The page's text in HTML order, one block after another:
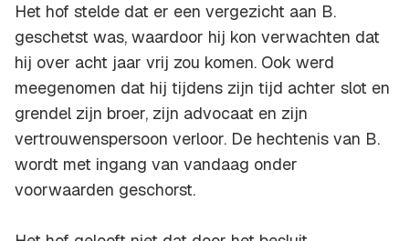
Het hof stelde dat er een vergezicht aan B.
geschetst was, waardoor hij kon verwachten dat
hij over acht jaar vrij zou komen. Ook werd
meegenomen dat hij tijdens zijn tijd achter slot en
grendel zijn broer, zijn advocaat en zijn
vertrouwenspersoon verloor. De hechtenis van B.
wordt met ingang van vandaag onder
voorwaarden geschorst.